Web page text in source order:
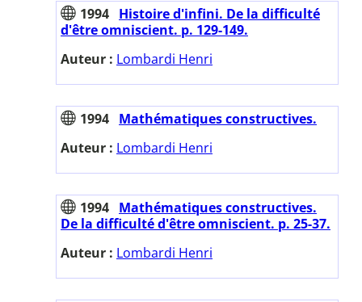
1994 Histoire d'infini. De la difficulté
d'être omniscient. p. 129-149.
Auteur : Lombardi Henri
1994 Mathématiques constructives.
Auteur : Lombardi Henri
1994 Mathématiques constructives.
De la difficulté d'être omniscient. p. 25-37.
Auteur : Lombardi Henri